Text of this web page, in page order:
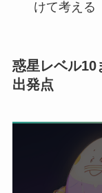
けて考える
惑星レベル10
出発点